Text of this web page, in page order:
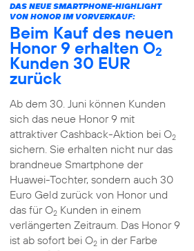
DAS NEUE SMARTPHONE-HIGHLIGHT
VON HONOR IM VORVERKAUF:
Beim Kauf des neuen
Honor 9 erhalten O2
Kunden 30 EUR
zurück
Ab dem 30. Juni können Kunden
sich das neue Honor 9 mit
attraktiver Cashback-Aktion bei O2
sichern. Sie erhalten nicht nur das
brandneue Smartphone der
Huawei-Tochter, sondern auch 30
Euro Geld zurück von Honor und
das für O2Kunden in einem
verlängerten Zeitraum. Das Honor 9
ist ab sofort bei O2in der Farbe